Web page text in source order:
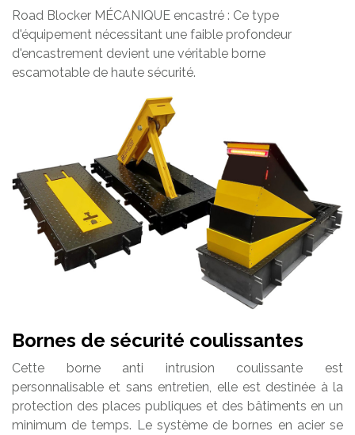
Road Blocker MÉCANIQUE encastré : Ce type
d'équipement nécessitant une faible profondeur
d'encastrement devient une véritable borne
escamotable de haute sécurité.
Bornes de sécurité coulissantes
Cette borne anti intrusion coulissante est
personnalisable et sans entretien, elle est destinée à la
protection des places publiques et des bâtiments en un
minimum de temps. Le système de bornes en acier se